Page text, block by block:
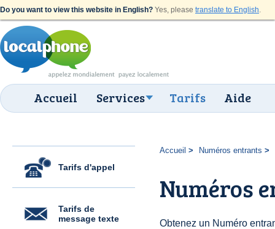
Do you want to view this website in English? Yes, please translate to English.
Accueil Services Tarifs Aide
Tarifs d'appel
Tarifs de
message texte
Accueil Numéros entrants
Numéros
Obtenez un Numéro